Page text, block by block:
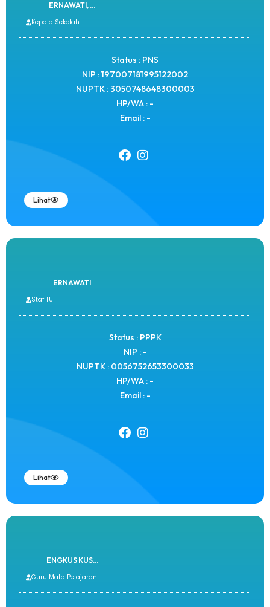
ERNAWATI, ...
Kepala Sekolah
Status : PNS
NIP : 197007181995122002
NUPTK : 3050748648300003
HP/WA : -
Email : -
Lihat
ERNAWATI
Staf TU
Status : PPPK
NIP : -
NUPTK : 0056752653300033
HP/WA : -
Email : -
Lihat
ENGKUS KUS...
Guru Mata Pelajaran